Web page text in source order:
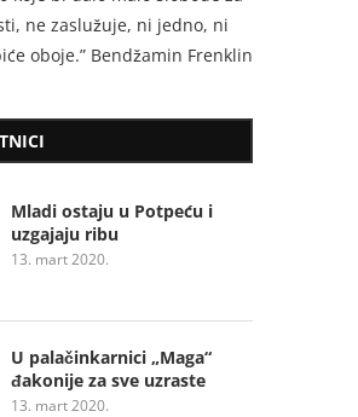
ne zaslužuje, ni jedno, ni
oboje.” Bendžamin Frenklin
Mladi ostaju u Potpeću i
uzgajaju ribu
13. mart 2020.
U palačinkarnici „Maga“
đakonije za sve uzraste
13. mart 2020.